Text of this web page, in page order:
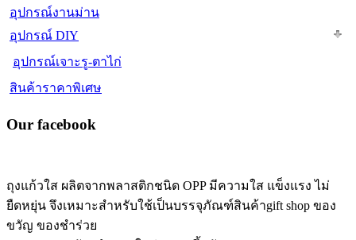
อุปกรณ์งานม่าน
อุปกรณ์ DIY
อุปกรณ์เจาะรู-ตาไก่
สินค้าราคาพิเศษ
Our facebook
ถุงแก้วใส ผลิตจากพลาสติกชนิด OPP มีความใส แข็งแรง ไม่
ยืดหยุ่น จึงเหมาะสำหรับใช้เป็นบรรจุภัณฑ์สินค้าgift shop ของ
ขวัญ ของชำร่วย